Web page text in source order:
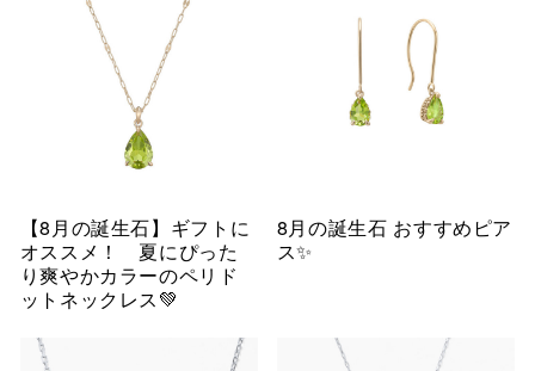
【8月の誕生石】ギフトに
オススメ！ 夏にぴった
り爽やかカラーのペリド
ットネックレス💚
8月の誕生石 おすすめピア
ス✨